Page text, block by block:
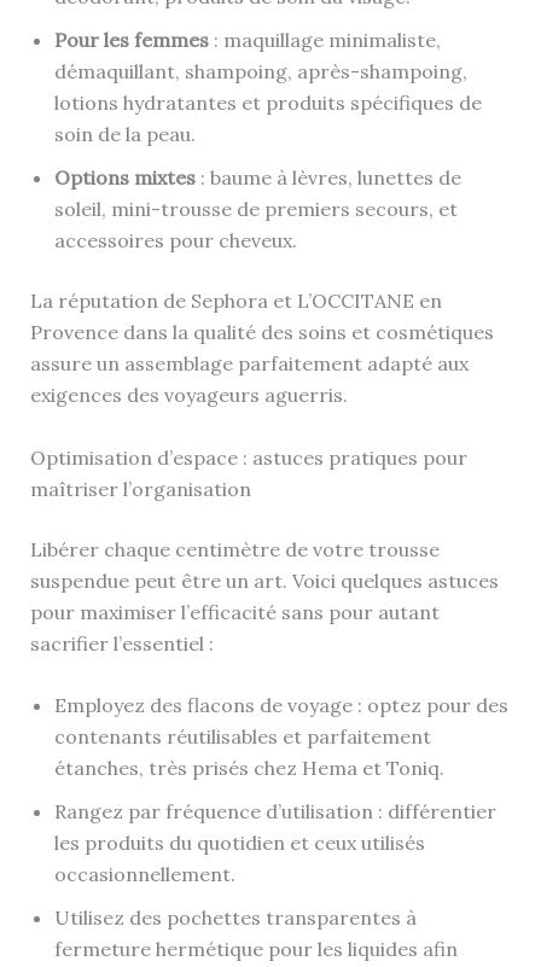
Pour les femmes: maquillage minimaliste,
démaquillant, shampoing, après-shampoing,
lotions hydratantes et produits spécifiques de
soin de la peau.
Options mixtes: baume à lèvres, lunettes de
soleil, mini-trousse de premiers secours, et
accessoires pour cheveux.
La réputation de Sephora et L’OCCITANE en
Provence dans la qualité des soins et cosmétiques
assure un assemblage parfaitement adapté aux
exigences des voyageurs aguerris.
Optimisation d’espace : astuces pratiques pour
maîtriser l’organisation
Libérer chaque centimètre de votre trousse
suspendue peut être un art. Voici quelques astuces
pour maximiser l’efficacité sans pour autant
sacrifier l’essentiel :
Employez des flacons de voyage : optez pour des
contenants réutilisables et parfaitement
étanches, très prisés chez Hema et Toniq.
Rangez par fréquence d’utilisation : différentier
les produits du quotidien et ceux utilisés
occasionnellement.
Utilisez des pochettes transparentes à
fermeture hermétique pour les liquides afin